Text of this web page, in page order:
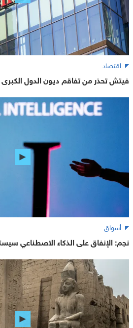
اقتصاد
فيتش تحذر من تفاقم ديون الدول الكبرى
أسواق
نجم: الإنفاق على الذكاء الاصطناعي